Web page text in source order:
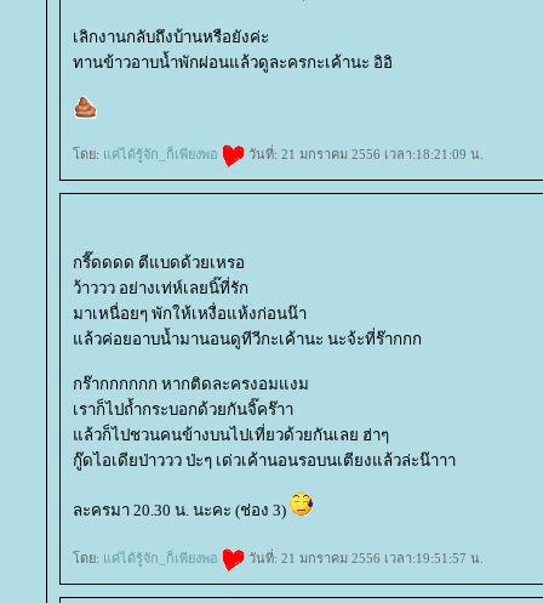
เลิกงานกลับถึงบ้านหรือยังค่ะ
ทานข้าวอาบน้ำพักผ่อนแล้วดูละครกะเค้านะ อิอิ
ดย: ค่ได้รู้จัก_ก็เพียงพอ วันที่: 21 มกราคม 2556 เวลา:18:21:09 น.
กรี๊ดดดด ตีแบดด้วยเหรอ
ว้าววว อย่างเท่ห์เลยนิ๊ที่รัก
มาเหนื่อยๆ พักให้เหงื่อแห้งก่อนน๊า
ล้วค่อยอาบน้ำมานอนดูทีวีกะเค้านะ นะจ้ะที่ร๊ากกก
กร๊ากกกกกก หากติดละครงอมแงม
เราก็ไปถ้ำกระบอกด้วยกันจิ๊คร๊าา
ล้วก็ไปชวนคนข้างบนไปเที่ยวด้วยกันเลย ฮ่าๆ
กู๊ดไอเดียป่าววว ป่ะๆ เด่วเค้านอนรอบนเตียงแล้วล่ะน๊าาา
ละครมา 20.30 น. นะคะ (ช่อง 3)
ดย: ค่ได้รู้จัก_ก็เพียงพอ วันที่: 21 มกราคม 2556 เวลา:19:51:57 น.